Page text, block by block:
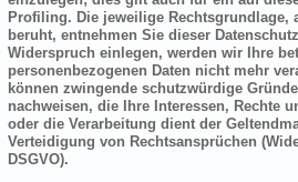
Profiling. Die jeweilige Rechtsgrundlage,
beruht, entnehmen Sie dieser
Widerspruch einlegen, werden wir Ihre
personenbezogenen Daten nicht mehr
können zwingende schutzwürdige
nachweisen, die Ihre Interessen, Rechte
oder die Verarbeitung dient der
Verteidigung von Rechtsansprüchen
DSGVO).